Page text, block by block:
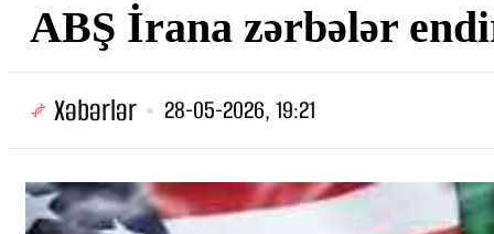
ABŞ İrana zərbələr
Xəbərlər 28-05-2026, 19:21